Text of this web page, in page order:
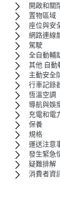
開啟和關
置物區域
座位與安
網路連線
駕駛
全自動輔
其他 自動
主動安全
行車記錄
恆溫空調
導航與娛
充電和電
保養
規格
運送注意
發生緊急
疑難排解
消費者資